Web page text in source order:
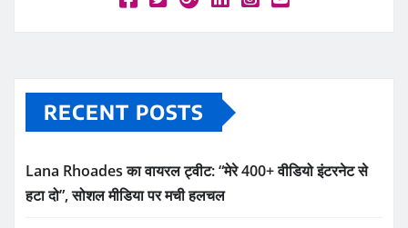
RECENT POSTS
Lana Rhoades का वायरल ट्वीट: “मेरे 400+ वीडियो इंटरनेट से
हटा दो”, सोशल मीडिया पर मची हलचल